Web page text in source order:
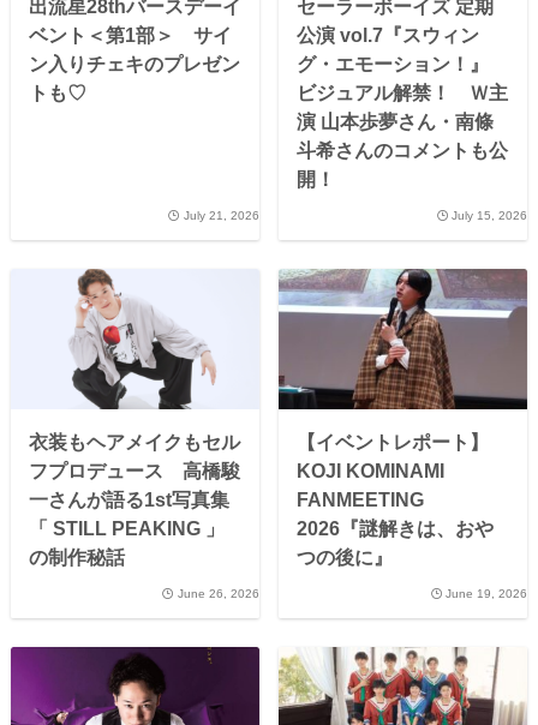
出流星28thバースデーイ
ベント＜第1部＞ サイ
ン入りチェキのプレゼン
トも♡
July 21, 2026
セーラーボーイズ 定期
公演 vol.7『スウィン
グ・エモーション！』
ビジュアル解禁！ Ｗ主
演 山本歩夢さん・南條
斗希さんのコメントも公
開！
July 15, 2026
衣装もヘアメイクもセル
フプロデュース 高橋駿
一さんが語る1st写真集
「 STILL PEAKING 」
の制作秘話
June 26, 2026
【イベントレポート】
KOJI KOMINAMI
FANMEETING
2026『謎解きは、おや
つの後に』
June 19, 2026